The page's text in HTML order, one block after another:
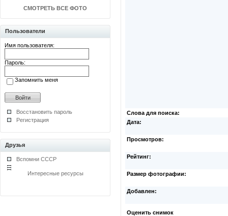
СМОТРЕТЬ ВСЕ ФОТО
Пользователи
Имя пользователя:
Пароль:
Запомнить меня
Восстановить пароль
Регистрация
Друзья
Вспомни СССР
Интересные ресурсы
Слова для поиска:
Дата:
Просмотров:
Рейтинг:
Размер фотографии:
Добавлен:
Оценить снимок